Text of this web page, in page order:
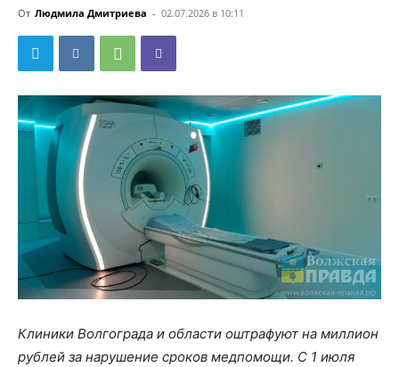
От Людмила Дмитриева - 02.07.2026 в 10:11
Клиники Волгограда и области оштрафуют на миллион
рублей за нарушение сроков медпомощи. С 1 июля